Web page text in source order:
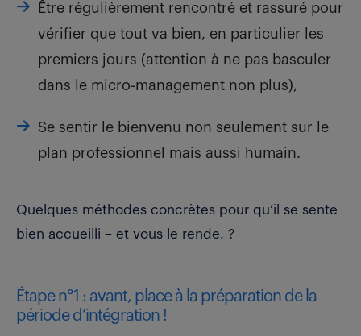
Être régulièrement rencontré et rassuré pour
vérifier que tout va bien, en particulier les
premiers jours (attention à ne pas basculer
dans le micro-management non plus),
Se sentir le bienvenu non seulement sur le
plan professionnel mais aussi humain.
Quelques méthodes concrètes pour qu’il se sente
bien accueilli – et vous le rende. ?
Étape n°1 : avant, place à la préparation de la
période d’intégration !